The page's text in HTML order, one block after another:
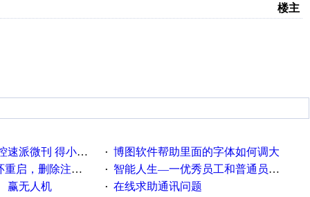
楼主
得小米手环 中奖通知 · 博图软件帮助里面的字体如何调大
除注册表信息没有用
·
智能人生—一优秀员工和普通员工差别，精辟到位！
赢无人机
· 在线求助通讯问题